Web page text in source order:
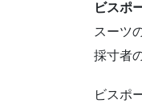
ビスポ
スーツ
採寸者
ビスポ